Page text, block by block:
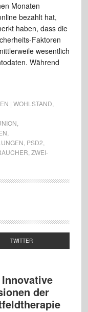
Monaten
bezahlt hat,
haben, dass die
Faktoren
wesentlich
Während
| WOHLSTAND
PSD2
ZWEI-
TWITTER
der